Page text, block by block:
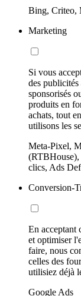
Bing, Criteo,
Marketing
Si vous
des publicités
sponsorisés
produits en
achats, tout
utilisons les
Meta-Pixel,
(RTBHouse),
clics, Ads
Conversion-
En acceptant
et optimiser
faire, nous
celles des
utilisiez déjà
Google Ads